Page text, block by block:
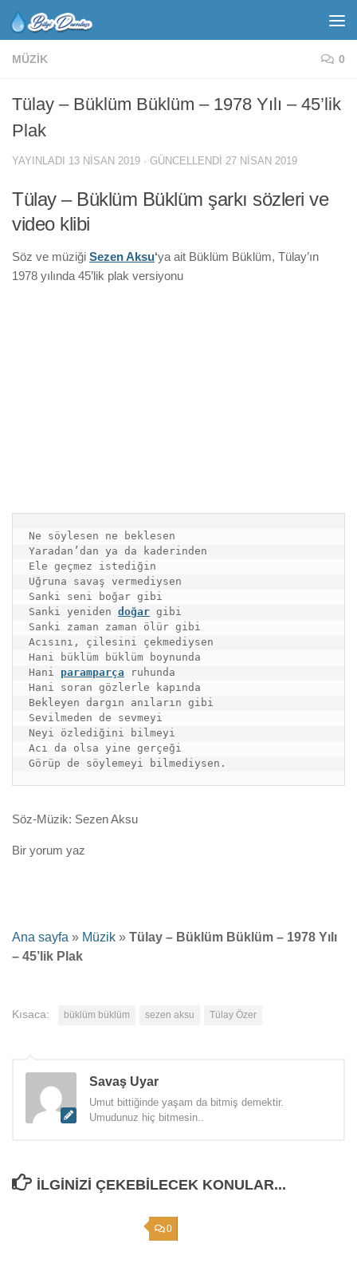
MÜZIK 0
Tülay – Büklüm Büklüm – 1978 Yılı – 45’lik
Plak
YAYINLADI 13 NISAN 2019 · GÜNCELLENDI 27 NISAN 2019
Tülay – Büklüm Büklüm şarkı sözleri ve
video klibi
Söz ve müziği Sezen Aksu‘ya ait Büklüm Büklüm, Tülay’ın
1978 yılında 45’lik plak versiyonu
Ne söylesen ne beklesen
Yaradan’dan ya da kaderinden
Ele geçmez istediğin
Uğruna savaş vermediysen
Sanki seni boğar gibi
Sanki yeniden doğar gibi
Sanki zaman zaman ölür gibi
Acısını, çilesini çekmediysen
Hani büklüm büklüm boynunda
Hani paramparça ruhunda
Hani soran gözlerle kapında
Bekleyen dargın anıların gibi
Sevilmeden de sevmeyi
Neyi özlediğini bilmeyi
Acı da olsa yine gerçeği
Görüp de söylemeyi bilmediysen.
Söz-Müzik: Sezen Aksu
Bir yorum yaz
Ana sayfa » Müzik » Tülay – Büklüm Büklüm – 1978 Yılı
– 45’lik Plak
Kısaca: büklüm büklüm sezen aksu Tülay Özer
Savaş Uyar
Umut bittiğinde yaşam da bitmiş demektir.
Umudunuz hiç bitmesin..
İLGINIZI ÇEKEBILECEK KONULAR...
0